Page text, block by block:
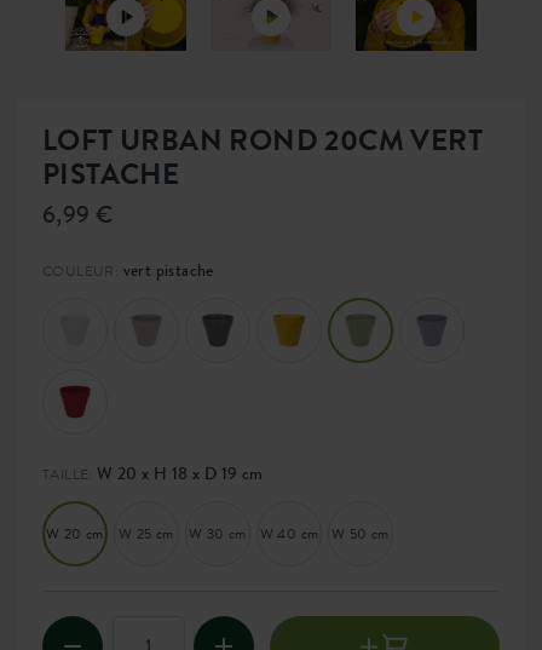
LOFT URBAN ROND 20CM VERT
PISTACHE
6,99 €
COULEUR: vert pistache
TAILLE: W 20 x H 18 x D 19 cm
W 20 cm W 25 cm W 30 cm W 40 cm W 50 cm